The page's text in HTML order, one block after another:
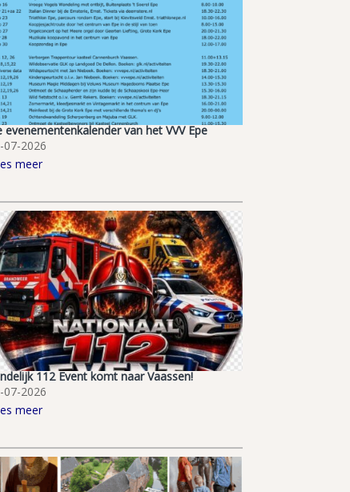
evenementenkalender van het VVV Epe
07-2026
meer
112 Event komt naar Vaassen!
07-2026
meer